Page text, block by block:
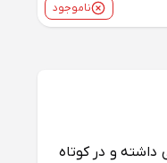
ناموجود
چسبندگی بالایی داشته و در کوتاه‌